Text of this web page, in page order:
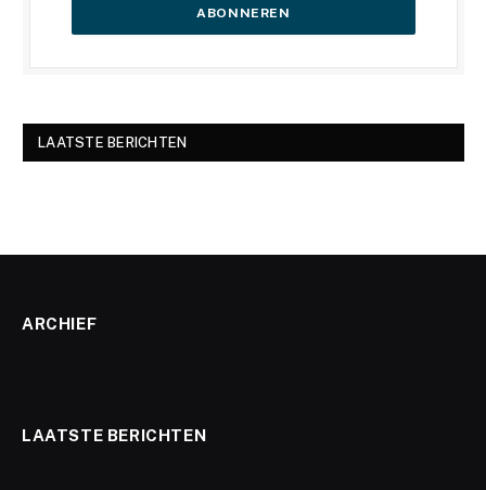
LAATSTE BERICHTEN
ARCHIEF
LAATSTE BERICHTEN